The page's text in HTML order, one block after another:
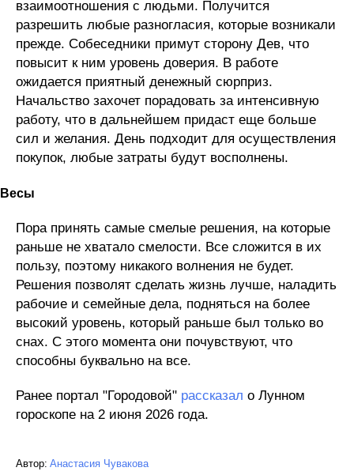
взаимоотношения с людьми. Получится
разрешить любые разногласия, которые возникали
прежде. Собеседники примут сторону Дев, что
повысит к ним уровень доверия. В работе
ожидается приятный денежный сюрприз.
Начальство захочет порадовать за интенсивную
работу, что в дальнейшем придаст еще больше
сил и желания. День подходит для осуществления
покупок, любые затраты будут восполнены.
Весы
Пора принять самые смелые решения, на которые
раньше не хватало смелости. Все сложится в их
пользу, поэтому никакого волнения не будет.
Решения позволят сделать жизнь лучше, наладить
рабочие и семейные дела, подняться на более
высокий уровень, который раньше был только во
снах. С этого момента они почувствуют, что
способны буквально на все.
Ранее портал "Городовой" рассказал о Лунном
гороскопе на 2 июня 2026 года.
Автор: Анастасия Чувакова